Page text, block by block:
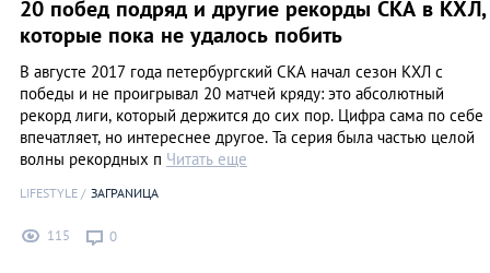
20 побед подряд и другие рекорды СКА в КХЛ,
которые пока не удалось побить
В августе 2017 года петербургский СКА начал сезон КХЛ с
победы и не проигрывал 20 матчей кряду: это абсолютный
рекорд лиги, который держится до сих пор. Цифра сама по себе
впечатляет, но интереснее другое. Та серия была частью целой
волны рекордных п Читать еще
LIFESTYLE ЗАГРАNИЦА
115 0